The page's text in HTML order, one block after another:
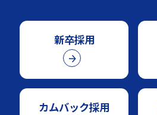
新卒採用
カムバック採用